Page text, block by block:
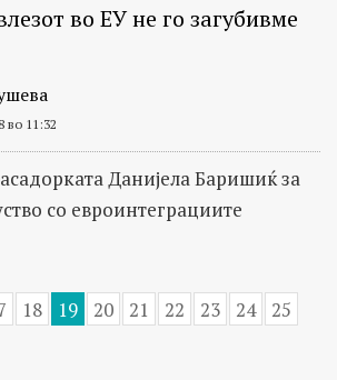
во ЕУ не го загубивме
во 11:32
Данијела Баришиќ за
со евроинтеграциите
18 19 20 21 22 23 24 25